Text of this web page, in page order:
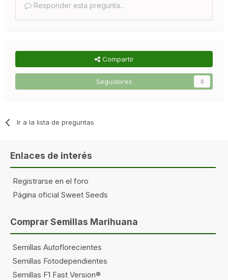
Responder esta pregunta...
Compartir
Seguidores 0
Ir a la lista de preguntas
Enlaces de interés
Registrarse en el foro
Página oficial Sweet Seeds
Comprar Semillas Marihuana
Semillas Autoflorecientes
Semillas Fotodependientes
Semillas F1 Fast Version®